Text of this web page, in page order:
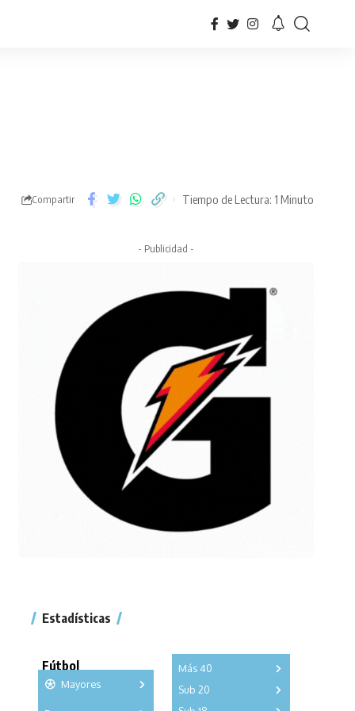
Compartir Tiempo de Lectura: 1 Minuto
- Publicidad -
Estadísticas
Fútbol
Mayores
Más 40
Sub 20